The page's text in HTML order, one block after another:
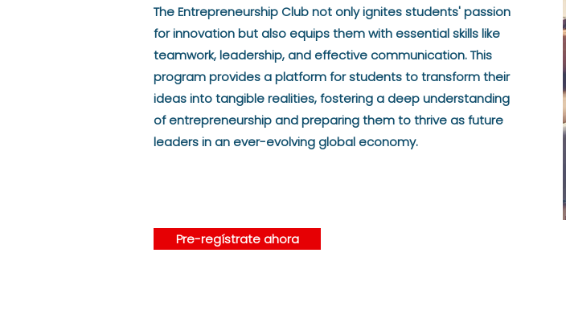
The Entrepreneurship Club not only ignites students' passion
for innovation but also equips them with essential skills like
teamwork, leadership, and effective communication. This
program provides a platform for students to transform their
ideas into tangible realities, fostering a deep understanding
of entrepreneurship and preparing them to thrive as future
leaders in an ever-evolving global economy.
Pre-regístrate ahora